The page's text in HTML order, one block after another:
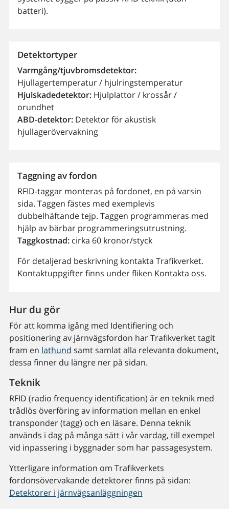
batteri).
Detektortyper
Varmgång/tjuvbromsdetektor:
Hjullagertemperatur / hjulringstemperatur
Hjulskadedetektor: Hjulplattor / krossår /
orundhet
ABD-detektor:Detektor för akustisk
hjullagerövervakning
Taggning av fordon
RFID-taggar monteras på fordonet, en på varsin
sida. Taggen fästes med exemplevis
dubbelhäftande tejp. Taggen programmeras med
hjälp av bärbar programmeringsutrustning.
Taggkostnad:cirka 60 kronor/styck
För detaljerad beskrivning kontakta Trafikverket.
Kontaktuppgifter finns under fliken Kontakta oss.
Hur du gör
För att komma igång med Identifiering och
positionering av järnvägsfordon har Trafikverket tagit
fram en lathund samt samlat alla relevanta dokument,
dessa finner du längre ner på sidan.
Teknik
RFID (radio frequency identification) är en teknik med
trådlös överföring av information mellan en enkel
transponder (tagg) och en läsare. Denna teknik
används i dag på många sätt i vår vardag, till exempel
vid inpassering i byggnader som har passagesystem.
Ytterligare information om Trafikverkets
fordonsövervakande detektorer finns på sidan:
Detektorer i järnvägsanläggningen